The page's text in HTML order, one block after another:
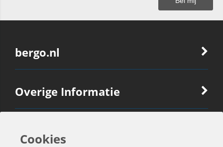
bergo.nl
Overige Informatie
Ook Interessant
Cookies